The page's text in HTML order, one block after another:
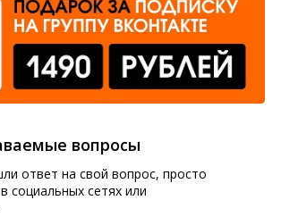
вопросы
ответ на свой вопрос, просто
социальных сетях или